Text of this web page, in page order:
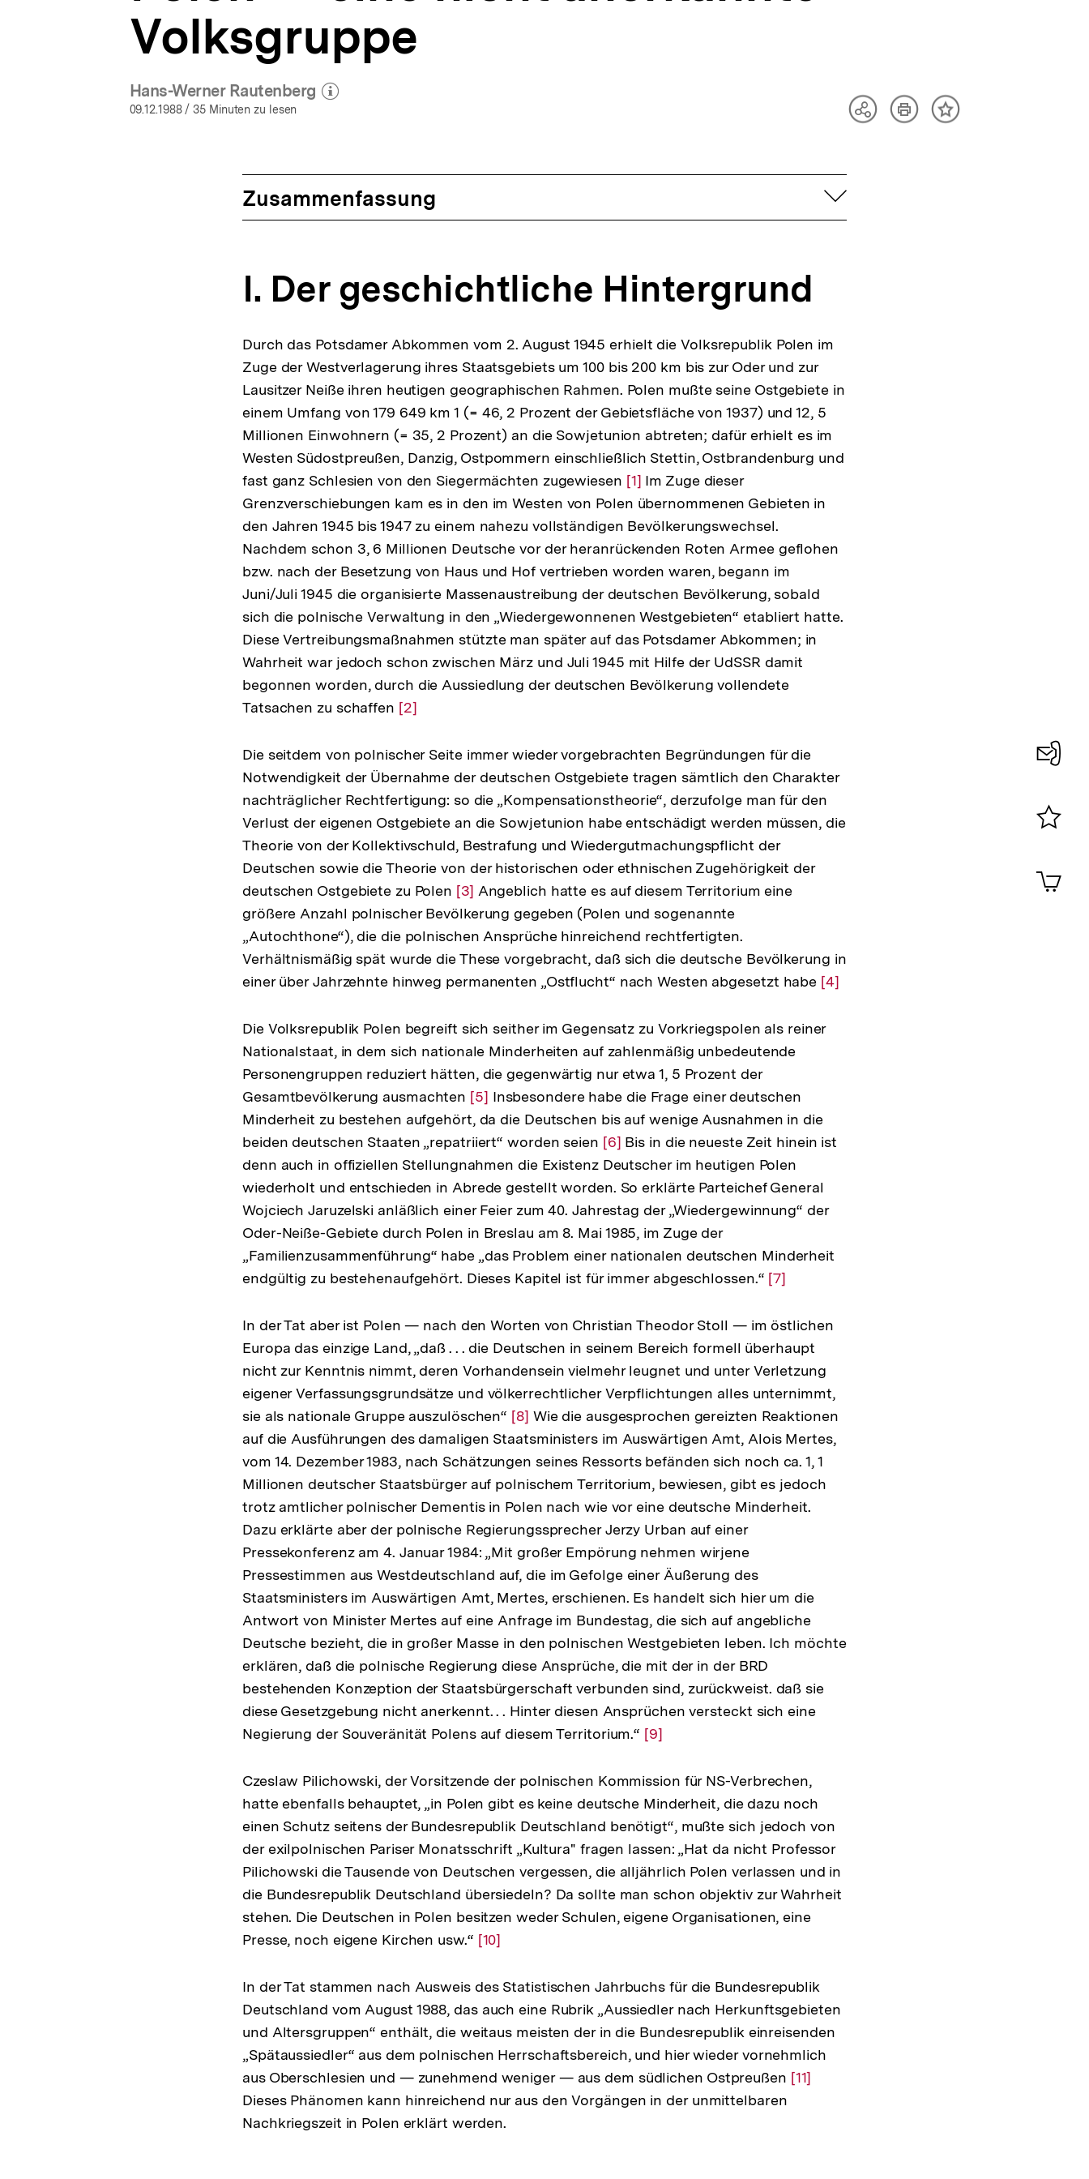
Volksgruppe
Hans-Werner Rautenberg
(Mehr zum Autor)
09.12.1988/ 35 Minuten zu lesen
TeilenArtikelInhalt
Zusammenfassung aufklappen
I. Der geschichtliche Hintergrund
Durch das Potsdamer Abkommen vom 2. August 1945 erhielt die Volksrepublik Polen im
Zuge der Westverlagerung ihres Staatsgebiets um 100 bis 200 km bis zur Oder und zur
Lausitzer Neiße ihren heutigen geographischen Rahmen. Polen mußte seine Ostgebiete in
einem Umfang von 179 649 km 1 (= 46, 2 Prozent der Gebietsfläche von 1937) und 12, 5
Millionen Einwohnern (= 35, 2 Prozent) an die Sowjetunion abtreten; dafür erhielt es im
Westen Südostpreußen, Danzig, Ostpommern einschließlich Stettin, Ostbrandenburg und
fast ganz Schlesien von den Siegermächten zugewiesen Zur
Auflösung
der
Fußnote
[1] Im Zuge dieser
Grenzverschiebungen kam es in den im Westen von Polen übernommenen Gebieten in
den Jahren 1945 bis 1947 zu einem nahezu vollständigen Bevölkerungswechsel.
Nachdem schon 3, 6 Millionen Deutsche vor der heranrückenden Roten Armee geflohen
bzw. nach der Besetzung von Haus und Hof vertrieben worden waren, begann im
Juni/Juli 1945 die organisierte Massenaustreibung der deutschen Bevölkerung, sobald
sich die polnische Verwaltung in den „Wiedergewonnenen Westgebieten“ etabliert hatte.
Diese Vertreibungsmaßnahmen stützte man später auf das Potsdamer Abkommen; in
Wahrheit war jedoch schon zwischen März und Juli 1945 mit Hilfe der UdSSR damit
begonnen worden, durch die Aussiedlung der deutschen Bevölkerung vollendete
Tatsachen zu schaffen Zur
der
Fußnote
[2]
Die seitdem von polnischer Seite immer wieder vorgebrachten Begründungen für die
Notwendigkeit der Übernahme der deutschen Ostgebiete tragen sämtlich den Charakter
nachträglicher Rechtfertigung: so die „Kompensationstheorie“, derzufolge man für den
Verlust der eigenen Ostgebiete an die Sowjetunion habe entschädigt werden müssen, die
Theorie von der Kollektivschuld, Bestrafung und Wiedergutmachungspflicht der
Deutschen sowie die Theorie von der historischen oder ethnischen Zugehörigkeit der
deutschen Ostgebiete zu Polen Zur
Auflösung
der
Fußnote
[3] Angeblich hatte es auf diesem Territorium eine
größere Anzahl polnischer Bevölkerung gegeben (Polen und sogenannte
„Autochthone“), die die polnischen Ansprüche hinreichend rechtfertigten.
Verhältnismäßig spät wurde die These vorgebracht, daß sich die deutsche Bevölkerung in
einer über Jahrzehnte hinweg permanenten „Ostflucht“ nach Westen abgesetzt habe Zur
der
[4]
Die Volksrepublik Polen begreift sich seither im Gegensatz zu Vorkriegspolen als reiner
Nationalstaat, in dem sich nationale Minderheiten auf zahlenmäßig unbedeutende
Personengruppen reduziert hätten, die gegenwärtig nur etwa 1, 5 Prozent der
Gesamtbevölkerung ausmachten Zur
Auflösung
der
Fußnote
[5] Insbesondere habe die Frage einer deutschen
Minderheit zu bestehen aufgehört, da die Deutschen bis auf wenige Ausnahmen in die
beiden deutschen Staaten „repatriiert“ worden seien Zur
Auflösung
der
Fußnote
[6] Bis in die neueste Zeit hinein ist
denn auch in offiziellen Stellungnahmen die Existenz Deutscher im heutigen Polen
wiederholt und entschieden in Abrede gestellt worden. So erklärte Parteichef General
Wojciech Jaruzelski anläßlich einer Feier zum 40. Jahrestag der „Wiedergewinnung“ der
Oder-Neiße-Gebiete durch Polen in Breslau am 8. Mai 1985, im Zuge der
„Familienzusammenführung“ habe „das Problem einer nationalen deutschen Minderheit
endgültig zu bestehenaufgehört. Dieses Kapitel ist für immer abgeschlossen.“ Zur
der
Fußnote
[7]
In der Tat aber ist Polen — nach den Worten von Christian Theodor Stoll — im östlichen
Europa das einzige Land, „daß . . . die Deutschen in seinem Bereich formell überhaupt
nicht zur Kenntnis nimmt, deren Vorhandensein vielmehr leugnet und unter Verletzung
eigener Verfassungsgrundsätze und völkerrechtlicher Verpflichtungen alles unternimmt,
sie als nationale Gruppe auszulöschen“ Zur
Auflösung
der
Fußnote
[8] Wie die ausgesprochen gereizten Reaktionen
auf die Ausführungen des damaligen Staatsministers im Auswärtigen Amt, Alois Mertes,
vom 14. Dezember 1983, nach Schätzungen seines Ressorts befänden sich noch ca. 1, 1
Millionen deutscher Staatsbürger auf polnischem Territorium, bewiesen, gibt es jedoch
trotz amtlicher polnischer Dementis in Polen nach wie vor eine deutsche Minderheit.
Dazu erklärte aber der polnische Regierungssprecher Jerzy Urban auf einer
Pressekonferenz am 4. Januar 1984: „Mit großer Empörung nehmen wirjene
Pressestimmen aus Westdeutschland auf, die im Gefolge einer Äußerung des
Staatsministers im Auswärtigen Amt, Mertes, erschienen. Es handelt sich hier um die
Antwort von Minister Mertes auf eine Anfrage im Bundestag, die sich auf angebliche
Deutsche bezieht, die in großer Masse in den polnischen Westgebieten leben. Ich möchte
erklären, daß die polnische Regierung diese Ansprüche, die mit der in der BRD
bestehenden Konzeption der Staatsbürgerschaft verbunden sind, zurückweist. daß sie
diese Gesetzgebung nicht anerkennt. . . Hinter diesen Ansprüchen versteckt sich eine
Negierung der Souveränität Polens auf diesem Territorium.“ Zur
der
Fußnote
[9]
Czeslaw Pilichowski, der Vorsitzende der polnischen Kommission für NS-Verbrechen,
hatte ebenfalls behauptet, „in Polen gibt es keine deutsche Minderheit, die dazu noch
einen Schutz seitens der Bundesrepublik Deutschland benötigt“, mußte sich jedoch von
der exilpolnischen Pariser Monatsschrift „Kultura" fragen lassen: „Hat da nicht Professor
Pilichowski die Tausende von Deutschen vergessen, die alljährlich Polen verlassen und in
die Bundesrepublik Deutschland übersiedeln? Da sollte man schon objektiv zur Wahrheit
stehen. Die Deutschen in Polen besitzen weder Schulen, eigene Organisationen, eine
Presse, noch eigene Kirchen usw.“ Zur
der
Fußnote
[10]
In der Tat stammen nach Ausweis des Statistischen Jahrbuchs für die Bundesrepublik
Deutschland vom August 1988, das auch eine Rubrik „Aussiedler nach Herkunftsgebieten
und Altersgruppen“ enthält, die weitaus meisten der in die Bundesrepublik einreisenden
„Spätaussiedler“ aus dem polnischen Herrschaftsbereich, und hier wieder vornehmlich
aus Oberschlesien und — zunehmend weniger — aus dem südlichen Ostpreußen Zur
[11]
Dieses Phänomen kann hinreichend nur aus den Vorgängen in der unmittelbaren
Nachkriegszeit in Polen erklärt werden.